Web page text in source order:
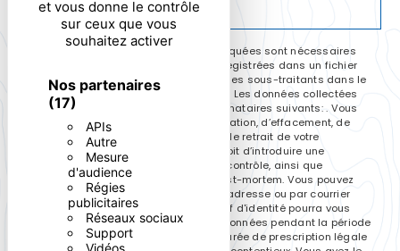
et vous donne le contrôle
sur ceux que vous
souhaitez activer
Nos partenaires
(17)
APIs
Autre
Mesure
d'audience
Régies
publicitaires
Réseaux sociaux
Support
Vidéos
ENVOYER
** Les données personnelles communiquées sont nécessaires
aux fins de vous contacter et sont enregistrées dans un fichier
informatisé. Elles sont destinées à et ses sous-traitants dans le
seul but de répondre à votre message. Les données collectées
seront communiquées aux seuls destinataires suivants: . Vous
disposez de droits d’accès, de rectification, d’effacement, de
portabilité, de limitation, d’opposition, de retrait de votre
consentement à tout moment et du droit d’introduire une
réclamation auprès d’une autorité de contrôle, ainsi que
d’organiser le sort de vos données post-mortem. Vous pouvez
exercer ces droits par voie postale à l'adresse ou par courrier
électronique à l'adresse . Un justificatif d'identité pourra vous
être demandé. Nous conservons vos données pendant la période
de prise de contact puis pendant la durée de prescription légale